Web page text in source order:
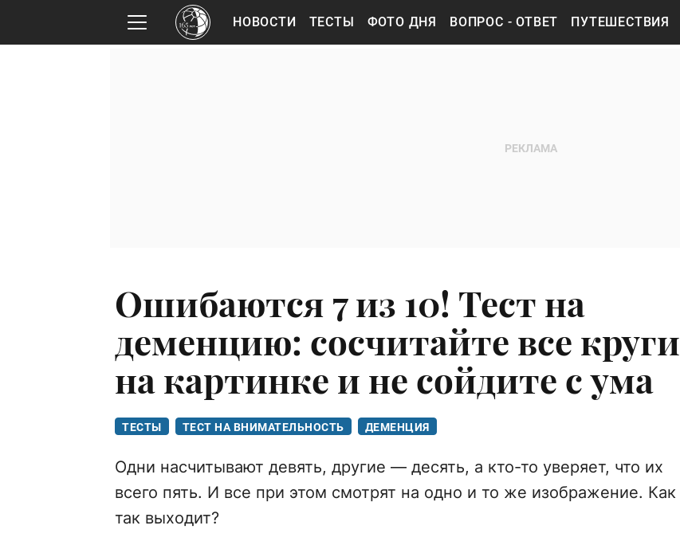
НОВОСТИ ТЕСТЫ ФОТО ДНЯ ВОПРОС - ОТВЕТ ПУТЕШЕСТВИЯ
Ошибаются 7 из 10! Тест на
деменцию: сосчитайте все круги
на картинке и не сойдите с ума
ТЕСТЫ ТЕСТ НА ВНИМАТЕЛЬНОСТЬ ДЕМЕНЦИЯ
Одни насчитывают девять, другие — десять, а кто-то уверяет, что их
всего пять. И все при этом смотрят на одно и то же изображение. Как
так выходит?